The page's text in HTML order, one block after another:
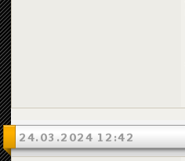
24.03.2024 12:42